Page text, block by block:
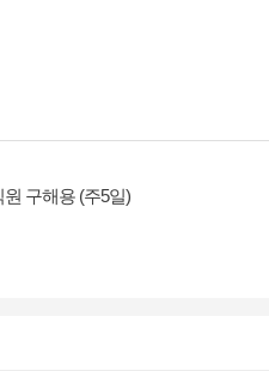
구해용 (주5일)